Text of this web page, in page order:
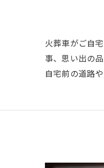
火葬車がご自
事、思い出の
自宅前の道路